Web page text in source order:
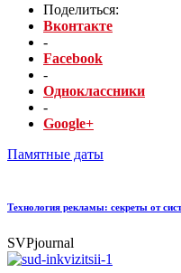
Поделиться:
Вконтакте
-
Facebook
-
Одноклассники
-
Google+
Памятные даты
Технология рекламы: секреты от
SVPjournal